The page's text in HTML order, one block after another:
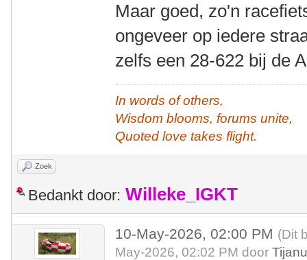
Maar goed, zo'n
ongeveer op iedere
zelfs een 28-622 bij de
In words of others,
Wisdom blooms, forums unite,
Quoted love takes flight.
Zoek
Bedankt door: Willeke_IGKT
10-May-2026, 02:00 PM (Dit
May-2026, 02:02 PM door